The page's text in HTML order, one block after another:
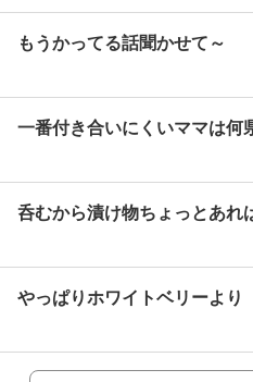
もうかってる話聞かせて～
一番付き合いにくいママは何
呑むから漬け物ちょっとあれ
やっぱりホワイトベリーより